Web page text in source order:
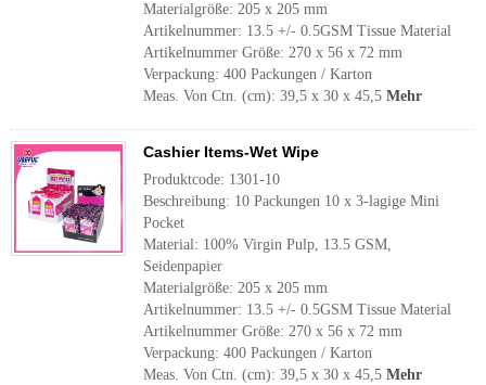
Materialgröße: 205 x 205 mm
Artikelnummer: 13.5 +/- 0.5GSM Tissue Material
Artikelnummer Größe: 270 x 56 x 72 mm
Verpackung: 400 Packungen / Karton
Meas. Von Ctn. (cm): 39,5 x 30 x 45,5 Mehr
Cashier Items-Wet Wipe
Produktcode: 1301-10
Beschreibung: 10 Packungen 10 x 3-lagige Mini
Pocket
Material: 100% Virgin Pulp, 13.5 GSM,
Seidenpapier
Materialgröße: 205 x 205 mm
Artikelnummer: 13.5 +/- 0.5GSM Tissue Material
Artikelnummer Größe: 270 x 56 x 72 mm
Verpackung: 400 Packungen / Karton
Meas. Von Ctn. (cm): 39,5 x 30 x 45,5 Mehr